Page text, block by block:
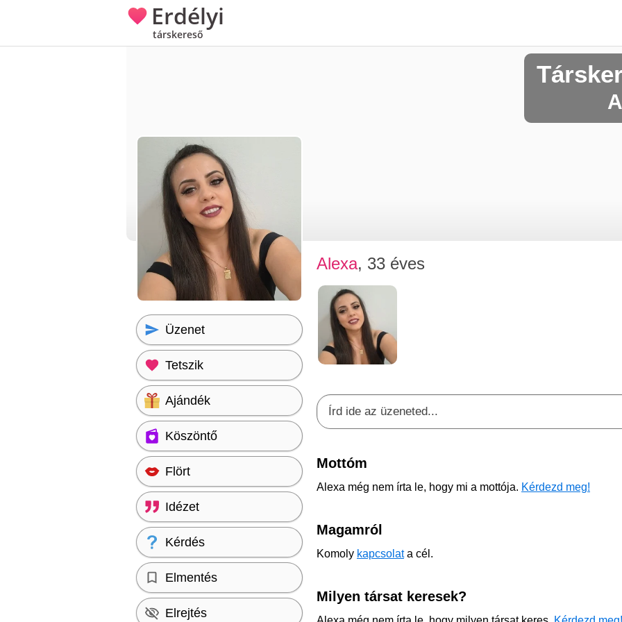
Erdélyi
társkereső
Alexa, 33 éves
Mottóm
Alexa még nem írta le, hogy mi a mottója. Kérdezd meg!
Magamról
Komoly kapcsolata cél.
Milyen társat keresek?
Üzenet
Tetszik
Ajándék
Köszöntő
Flört
Idézet
Kérdés
Elmentés
Elrejtés